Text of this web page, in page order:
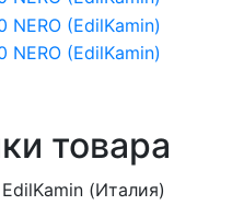
товара
EdilKamin (Италия)